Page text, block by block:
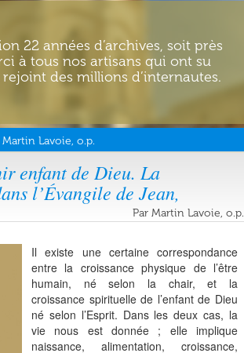
22 années d’archives, soit près
à tous nos artisans qui ont su
des millions d’internautes.
Martin Lavoie, o.p.
enfant de Dieu. La
l’Évangile de Jean,
Par Martin Lavoie, o.p.
Il existe une certaine correspondance
entre la croissance physique de l’être
humain, né selon la chair, et la
croissance spirituelle de l’enfant de Dieu
né selon l’Esprit. Dans les deux cas, la
vie nous est donnée ; elle implique
naissance, alimentation, croissance,